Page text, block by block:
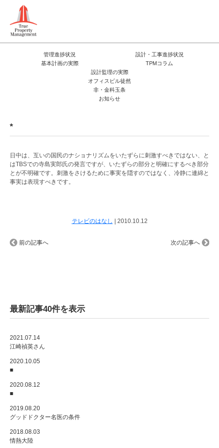
管理進捗状況
設計・工事進捗状況
基本計画の実際
TPMコラム
設計監理の実際
オフィスビル徒然
非・金科玉条
お知らせ
*
日中は、互いの国民のナショナリズムをいたずらに刺激すべきではない、と
はTBSでの寺島実郎氏の発言ですが、いたずらの部分と明確にするべき部分
とが不明確です。刺激をさけるために事実を隠すのではなく、冷静に連綿と
事実は表現すべきです。
前の記事へ
テレビのはなし | 2010.10.12
次の記事へ
最新記事40件を表示
2021.07.14
江崎禎英さん
2020.10.05
■
2020.08.12
■
2019.08.20
グッドドクター名医の条件
2018.08.03
情熱大陸